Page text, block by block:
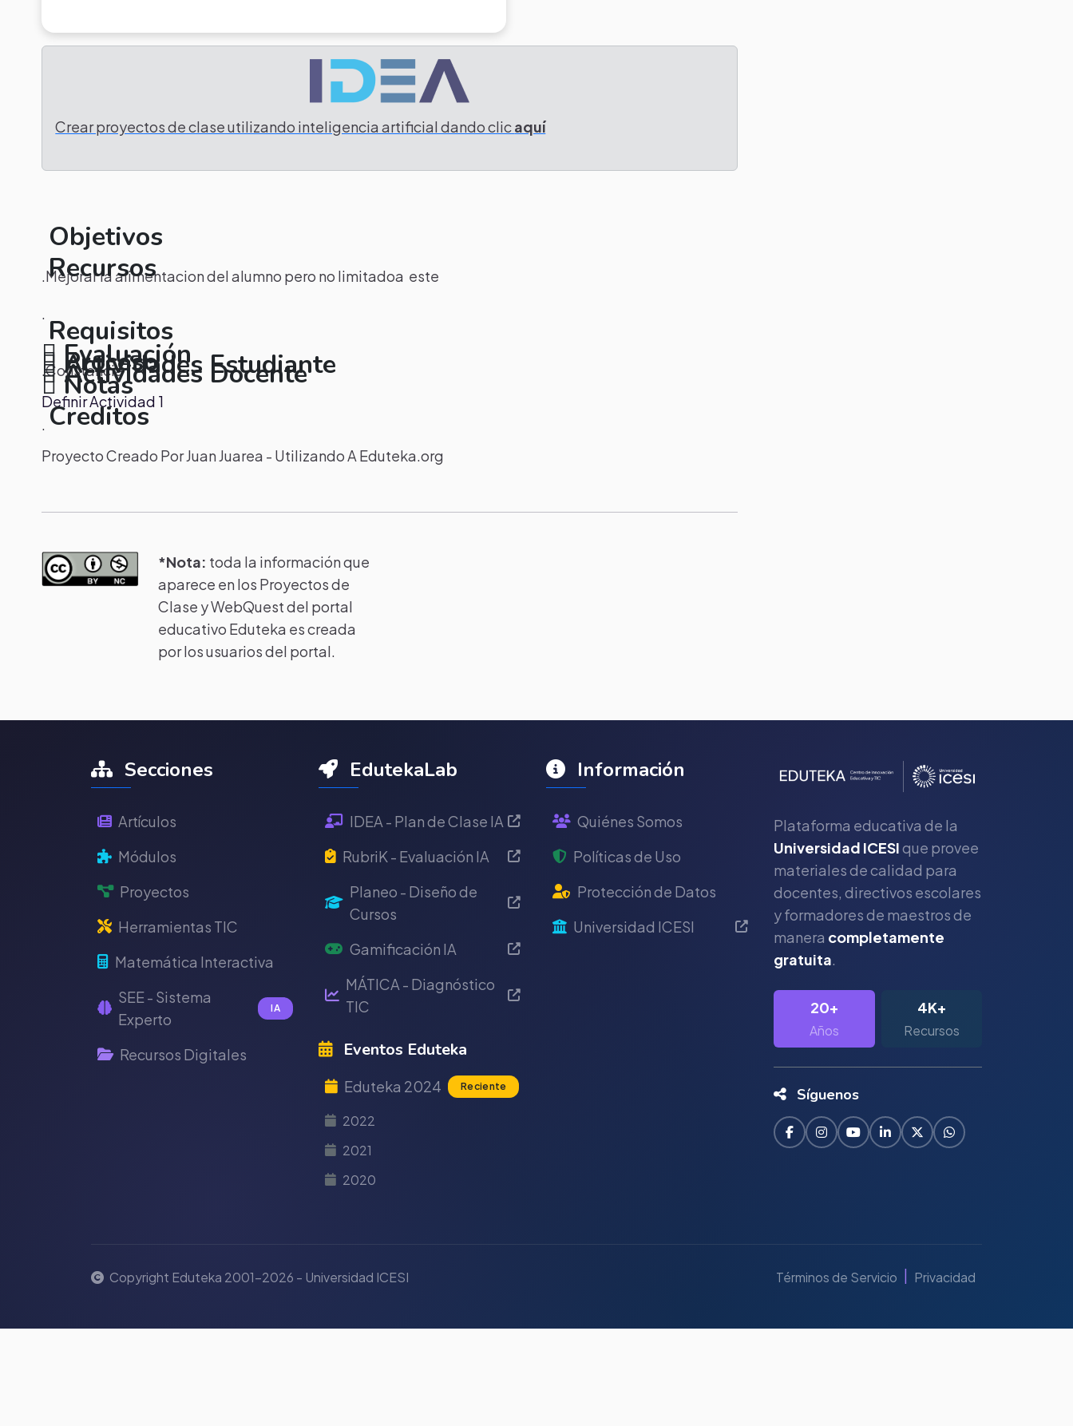
Crear proyectos de clase utilizando inteligencia artificial dando clicaquí
Objetivos
.Mejorar la alimentacion del alumno pero no limitadoa este
Recursos
.
Requisitos
.Constancia
Proceso
Definir Actividad 1
Actividades Docente
Actividades Estudiante
Evaluación
. Notas
.Creditos
Proyecto Creado Por Juan Juarea - Utilizando A Eduteka.org
*Nota: toda la información que
aparece en los Proyectos de
Clase y WebQuest del portal
educativo Eduteka es creada
por los usuarios del portal.
Secciones
Artículos
Módulos
Proyectos
Herramientas TIC
Matemática Interactiva
SEE - Sistema
Experto
IA
Recursos Digitales
EdutekaLab
IDEA - Plan de Clase IA
RubriK - Evaluación IA
Planeo - Diseño de
Cursos
Gamificación IA
MÁTICA - Diagnóstico
TIC
Eventos Eduteka
Eduteka 2024 Reciente
2022
2021
2020
Información
Quiénes Somos
Políticas de Uso
Protección de Datos
Universidad ICESI
Plataforma educativa de la
Universidad ICESIque provee
materiales de calidad para
docentes, directivos escolares
y formadores de maestros de
manera completamente
gratuita
20+
Años
4K+
Recursos
Síguenos
Copyright Eduteka 2001-2026 - Universidad ICESI Términos de Servicio | Privacidad